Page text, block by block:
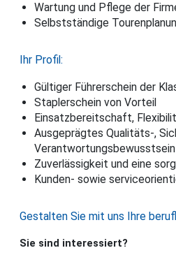
Wartung und Pflege der
Selbstständige
Ihr Profil:
Gültiger Führerschein der
Staplerschein von Vorteil
Einsatzbereitschaft,
Ausgeprägtes Qualitäts-,
Verantwortungsbewusstsein
Zuverlässigkeit und eine
Kunden- sowie
Gestalten Sie mit uns Ihre
Sie sind interessiert?